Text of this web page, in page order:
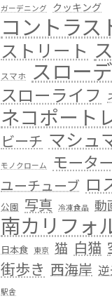
ガーデニング クッキング
コントラス
ストリート
スマホ スロー
スローライフ
ネコポート
ビーチ マシュ
モノクローム モータ
ユーチューブ ロ
公園 写真 冷凍食品 動
南カリフォ
日本食 東京 猫 白猫
街歩き 西海岸
駅舎